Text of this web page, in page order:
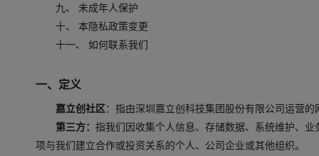
九、 未成年人保护
十、 本隐私政策变更
十一、 如何联系我们
一、定义
嘉立创社区：指由深圳嘉立创科技集团股份有限公司运营
第三方： 指我们因收集个人信息、存储数据、系统维护、
项与我们建立合作或投资关系的个人、公司企业或其他组织。